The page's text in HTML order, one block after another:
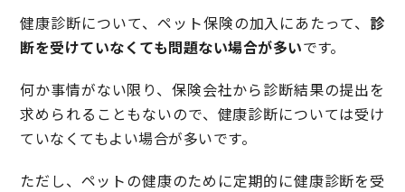
健康診断について、ペット保険の加入にあたって、 診
断を受けていなくても問題ない場合が多いです。
何か事情がない限り、保険会社から診断結果の提出を
求められることもないので、健康診断については受け
ていなくてもよい場合が多いです。
ただし、ペットの健康のために定期的に健康診断を受